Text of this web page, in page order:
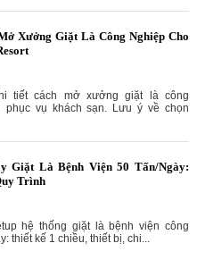
Xưởng Giặt Là Công Nghiệp Cho
tiết cách mở xưởng giặt là công
phục vụ khách sạn. Lưu ý về chọn
Giặt Là Bệnh Viện 50 Tấn/Ngày:
Trình
hệ thống giặt là bệnh viện công
thiết kế 1 chiều, thiết bị, chi...